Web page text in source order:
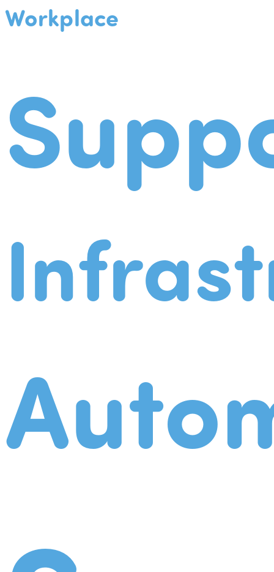
Workplace